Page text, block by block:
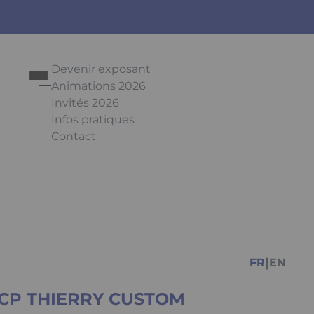
Devenir exposant
Animations 2026
Invités 2026
Infos pratiques
Contact
FR|EN
THIERRY CUSTOM